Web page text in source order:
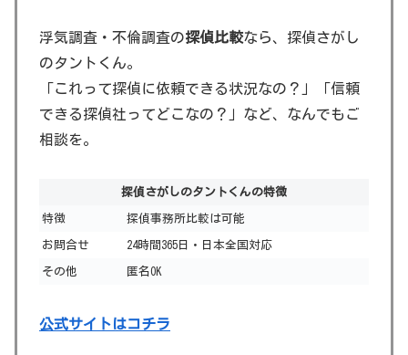
浮気調査・不倫調査の探偵比較なら、探偵さがし
のタントくん。
「これって探偵に依頼できる状況なの？」「信頼
できる探偵社ってどこなの？」など、なんでもご
相談を。
探偵さがしのタントくんの特徴
特徴 探偵事務所比較は可能
お問合せ 24時間365日・日本全国対応
その他 匿名OK
公式サイトはコチラ